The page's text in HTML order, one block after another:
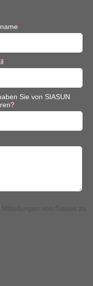
*
*
Sie von SIASUN
*